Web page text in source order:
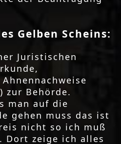
Gelben Scheins:
Juristischen
zur Behörde.
man auf die
gehen muss das ist
nicht so ich muß
Dort zeige ich alles